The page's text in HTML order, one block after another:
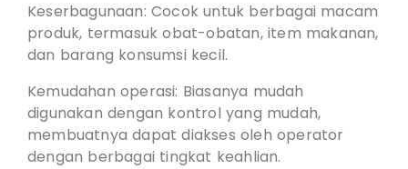
Keserbagunaan: Cocok untuk berbagai macam
produk, termasuk obat-obatan, item makanan,
dan barang konsumsi kecil.
Kemudahan operasi: Biasanya mudah
digunakan dengan kontrol yang mudah,
membuatnya dapat diakses oleh operator
dengan berbagai tingkat keahlian.